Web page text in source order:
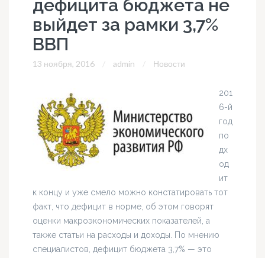
дефицита бюджета не
выйдет за рамки 3,7%
ВВП
13 ноября, 2016 admin Новости
201
6-й
год
по
дх
од
ит
к концу и уже смело можно констатировать тот
факт, что дефицит в норме, об этом говорят
оценки макроэкономических показателей, а
также статьи на расходы и доходы. По мнению
специалистов, дефицит бюджета 3,7% — это